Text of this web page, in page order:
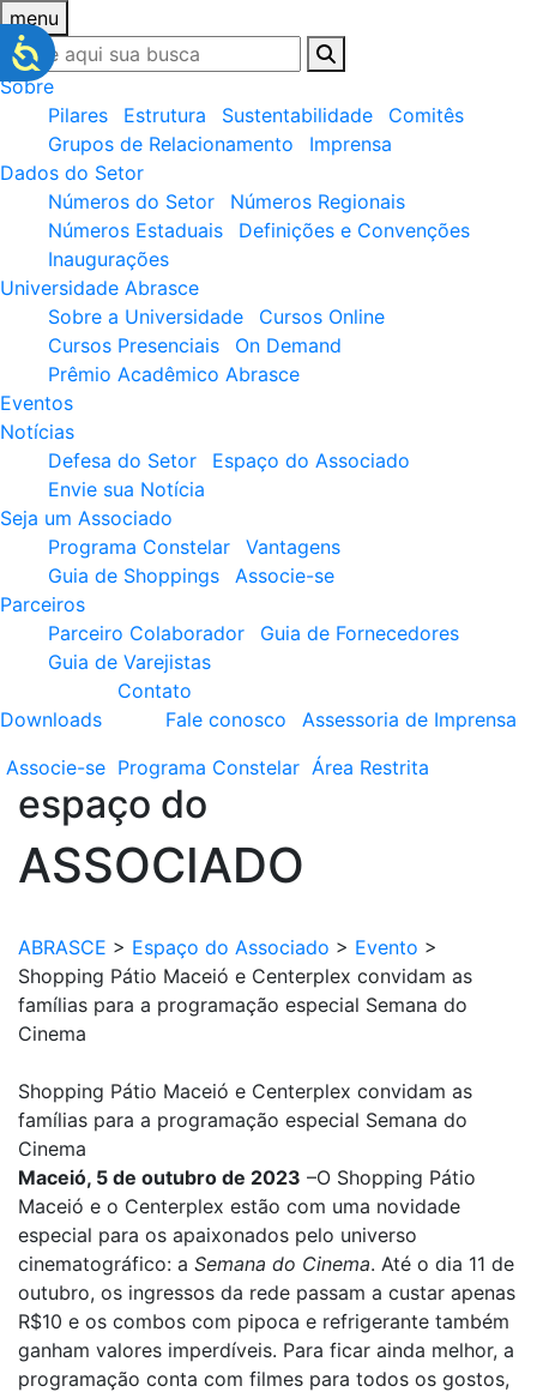
menu
Sobre
Pilares
Estrutura Sustentabilidade
Comitês
Grupos de Relacionamento
Imprensa
Dados do Setor
Números do Setor
Números Regionais
Números Estaduais
Definições e Convenções
Inaugurações
Universidade Abrasce
Sobre a Universidade
Cursos Online
Cursos Presenciais
On Demand
Prêmio Acadêmico Abrasce
Eventos
Notícias
Defesa do Setor
Espaço do Associado
Envie sua Notícia
Seja um Associado
Programa Constelar
Vantagens
Guia de Shoppings
Associe-se
Parceiros
Parceiro Colaborador
Guia de Fornecedores
Guia de Varejistas
Downloads
Contato
Fale conosco
Assessoria de Imprensa
Associe-se Programa Constelar Área Restrita
espaço do
ASSOCIADO
ABRASCE > Espaço do Associado > Evento >
Shopping Pátio Maceió e Centerplex convidam as
famílias para a programação especial Semana do
Cinema
Shopping Pátio Maceió e Centerplex convidam as
famílias para a programação especial Semana do
Cinema
Maceió, 5 de outubro de 2023 –O Shopping Pátio
Maceió e o Centerplex estão com uma novidade
especial para os apaixonados pelo universo
cinematográfico: a Semana do Cinema. Até o dia 11 de
outubro, os ingressos da rede passam a custar apenas
R$10 e os combos com pipoca e refrigerante também
ganham valores imperdíveis. Para ficar ainda melhor, a
programação conta com filmes para todos os gostos,